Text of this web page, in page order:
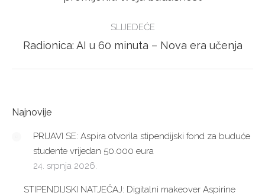
post:
SLIJEDEĆE
Next
Radionica: AI u 60 minuta – Nova era učenja
Najnovije
PRIJAVI SE: Aspira otvorila stipendijski fond za buduće
studente vrijedan 50.000 eura
24. srpnja 2026.
STIPENDIJSKI NATJEČAJ: Digitalni makeover Aspirine